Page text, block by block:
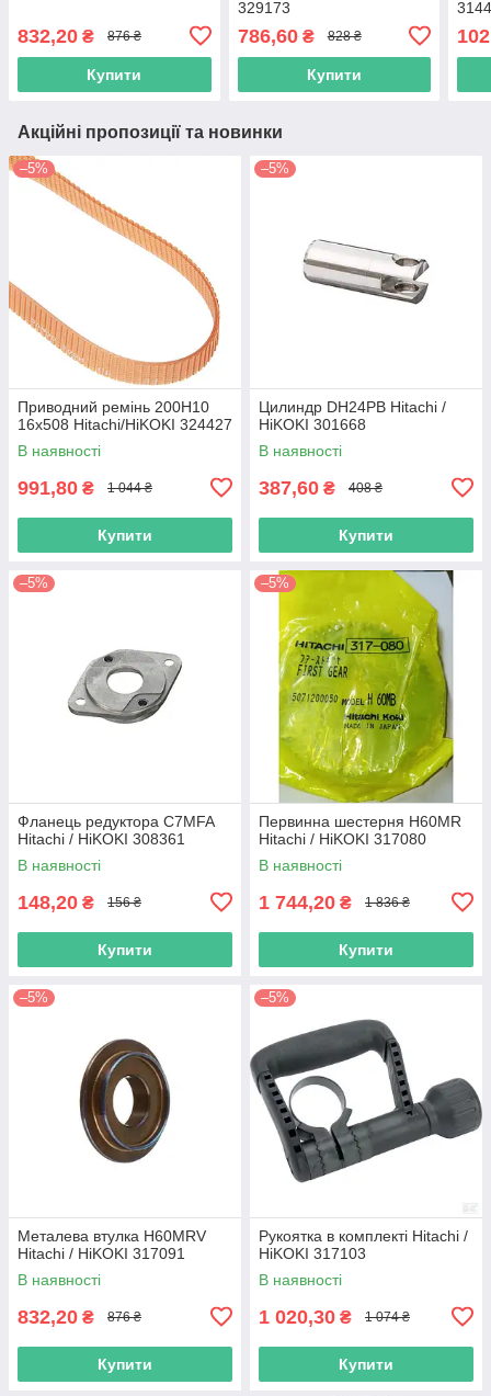
832,20 ₴ 876 ₴
Купити
329173
786,60₴ 828 ₴
Купити
Акційні пропозиції та новинки
–5%
Приводний ремінь 200Н10
16х508 Hitachi/HiKOKI 324427
В наявності
991,80 ₴ 1 044 ₴
Купити
–5%
Цилиндр DH24PB Hitachi /
HiKOKI 301668
В наявності
387,60 ₴ 408 ₴
Купити
–5%
Фланець редуктора C7MFA
Hitachi / HiKOKI 308361
В наявності
148,20 ₴ 156 ₴
Купити
–5%
Первинна шестерня H60MR
Hitachi / HiKOKI 317080
В наявності
1 744,20 ₴ 1 836 ₴
Купити
–5%
Металева втулка H60MRV
Hitachi / HiKOKI 317091
В наявності
832,20 ₴ 876 ₴
Купити
–5%
Рукоятка в комплекті Hitachi /
HiKOKI 317103
В наявності
1 020,30 ₴ 1 074 ₴
Купити